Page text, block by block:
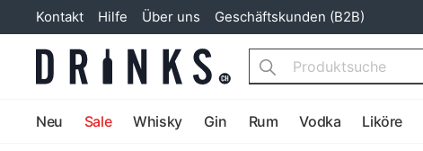
Kontakt Hilfe Über uns Geschäftskunden (B2B)
Search
Neu Sale Whisky Gin Rum Vodka Liköre